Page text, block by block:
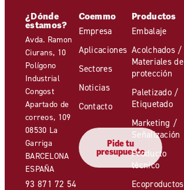
¿Dónde
estamos?
Avda. Ramon
Ciurans, 10
Polígono
Industrial
Congost
Apartado de
correos, 109
08530 La
Garriga
BARCELONA
ESPAÑA
93 871 72 54
Coemmo
Empresa
Aplicaciones
Sectores
Noticias
Contacto
Pide tu
presupuesto
Productos
Embalaje
Acolchados /
Materiales de
protección
Paletizado /
Etiquetado
Marketing /
Señalización
Producto
técnico
Ecoproductos